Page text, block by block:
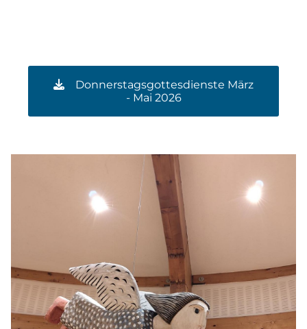
Donnerstagsgottesdienste März
- Mai 2026